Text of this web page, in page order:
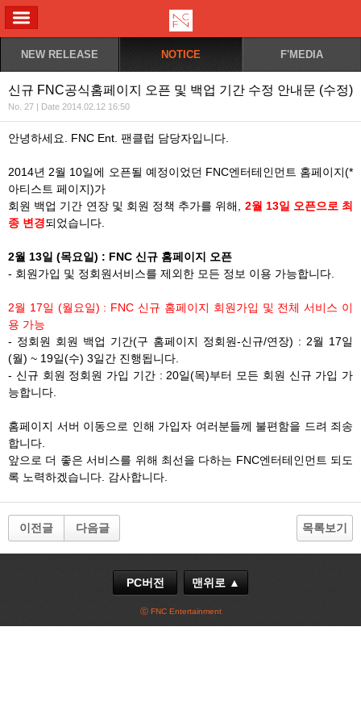
NEW RELEASE NOTICE F'MEDIA
신규 FNC공식홈페이지 오픈 및 백업 기간 수정 안내문 (수정)
No. 27 | Date 2014.02.12 16:50
안녕하세요. FNC Ent. 팬클럽 담당자입니다.
2014년 2월 10일에 오픈될 예정이었던 FNC엔터테인먼트 홈페이지(*
아티스트 페이지)가
회원 백업 기간 연장 및 회원 정책 추가를 위해,
2월 13일 오픈으로 최
종 변경되었습니다.
2월 13일 (목요일) : FNC 신규 홈페이지 오픈
- 회원가입 및 정회원서비스를 제외한 모든 정보 이용 가능합니다.
2월 17일 (월요일) : FNC 신규 홈페이지 회원가입 및 전체 서비스 이
용 가능
- 정회원 회원 백업 기간(구 홈페이지 정회원-신규/연장) : 2월 17일
(월) ~ 19일(수) 3일간 진행됩니다.
- 신규 회원 정회원 가입 기간 : 20일(목)부터 모든 회원 신규 가입 가
능합니다.
홈페이지 서버 이동으로 인해 가입자 여러분들께 불편함을 드려 죄송
합니다.
앞으로 더 좋은 서비스를 위해 최선을 다하는 FNC엔터테인먼트 되도
록 노력하겠습니다. 감사합니다.
이전글 다음글 목록보기
PC버전 맨위로 ▲
ⓒ FNC Entertainment